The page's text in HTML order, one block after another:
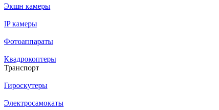
Экшн камеры
IP камеры
Фотоаппараты
Квадрокоптеры
Транспорт
Гироскутеры
Электросамокаты